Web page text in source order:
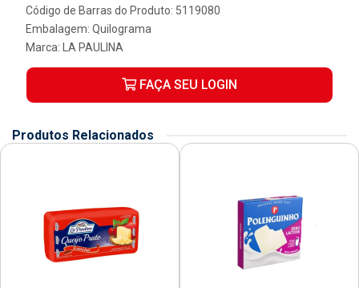
Código de Barras do Produto: 5119080
Embalagem: Quilograma
Marca:
LA PAULINA
FAÇA SEU LOGIN
Produtos Relacionados